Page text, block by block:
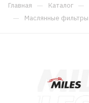
Главная — Каталог —
— Маслянные фильтры